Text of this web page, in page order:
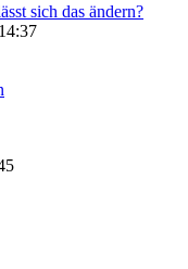
sich das ändern?